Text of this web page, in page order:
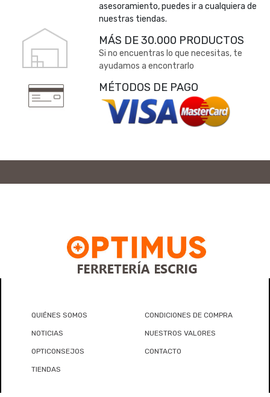
asesoramiento, puedes ir a cualquiera de
nuestras tiendas.
MÁS DE 30.000 PRODUCTOS
Si no encuentras lo que necesitas, te
ayudamos a encontrarlo
MÉTODOS DE PAGO
QUIÉNES SOMOS CONDICIONES DE COMPRA
NOTICIAS NUESTROS VALORES
OPTICONSEJOS CONTACTO
TIENDAS